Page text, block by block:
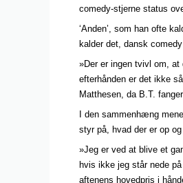
comedy-stjerne status
‘Anden’, som han ofte
kalder det, dansk
»Der er ingen tvivl om,
efterhånden er det ikke
Matthesen, da B.T.
I den sammenhæng
styr på, hvad der er op
»Jeg er ved at blive et
hvis ikke jeg står nede
aftenens hovedpris i